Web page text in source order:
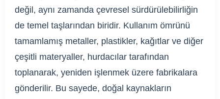
değil, aynı zamanda çevresel sürdürülebilirliğin
de temel taşlarından biridir. Kullanım ömrünü
tamamlamış metaller, plastikler, kağıtlar ve diğer
çeşitli materyaller, hurdacılar tarafından
toplanarak, yeniden işlenmek üzere fabrikalara
gönderilir. Bu sayede, doğal kaynakların